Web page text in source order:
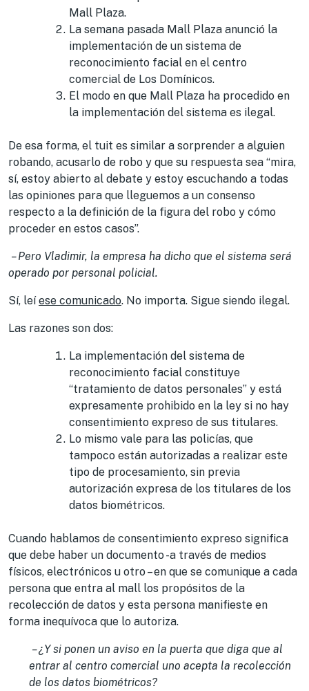
Mall Plaza.
La semana pasada Mall Plaza anunció la
implementación de un sistema de
reconocimiento facial en el centro
comercial de Los Domínicos.
El modo en que Mall Plaza ha procedido en
la implementación del sistema es ilegal.
De esa forma, el tuit es similar a sorprender a alguien
robando, acusarlo de robo y que su respuesta sea “mira,
sí, estoy abierto al debate y estoy escuchando a todas
las opiniones para que lleguemos a un consenso
respecto a la definición de la figura del robo y cómo
proceder en estos casos”.
– Pero Vladimir, la empresa ha dicho que el sistema será
operado por personal policial.
Sí, leíese comunicado. No importa. Sigue siendo ilegal.
Las razones son dos:
La implementación del sistema de
reconocimiento facial constituye
“tratamiento de datos personales” y está
expresamente prohibido en la ley si no hay
consentimiento expreso de sus titulares.
Lo mismo vale para las policías, que
tampoco están autorizadas a realizar este
tipo de procesamiento, sin previa
autorización expresa de los titulares de los
datos biométricos.
Cuando hablamos de consentimiento expreso significa
que debe haber un documento -a través de medios
físicos, electrónicos u otro – en que se comunique a cada
persona que entra al mall los propósitos de la
recolección de datos y esta persona manifieste en
forma inequívoca que lo autoriza.
– ¿Y si ponen un aviso en la puerta que diga que al
entrar al centro comercial uno acepta la recolección
de los datos biométricos?